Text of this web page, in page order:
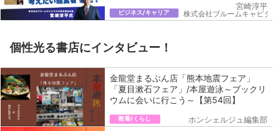
ビジネス/キャリア
宮崎淳平
株式会社ブルームキャピ
個性光る書店にインタビュー！
金龍堂まるぶん店「熊本地震フェア」
「夏目漱石フェア」/本屋遊泳～ブックリ
ウムに会いに行こう～【第54回】
教養/くらし ホンシェルジュ編集部